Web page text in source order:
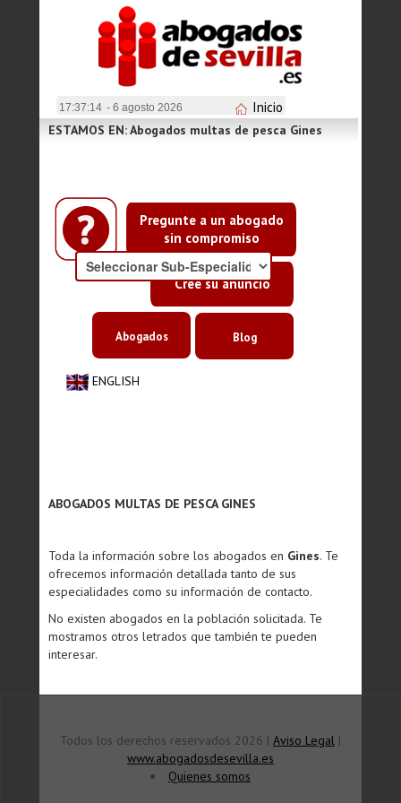
17:37:14 - 6 agosto 2026 Inicio
Pregunte a un abogado
sin compromiso
Cree su anuncio
ESTAMOS EN: Abogados multas de pesca Gines
ENGLISH
Abogados Blog
ABOGADOS MULTAS DE PESCA GINES
Toda la información sobre los abogados en Gines. Te
ofrecemos información detallada tanto de sus
especialidades como su información de contacto.
No existen abogados en la población solicitada. Te
mostramos otros letrados que también te pueden
interesar.
Todos los derechos reservados 2026 | Aviso Legal |
www.abogadosdesevilla.es
Quienes somos